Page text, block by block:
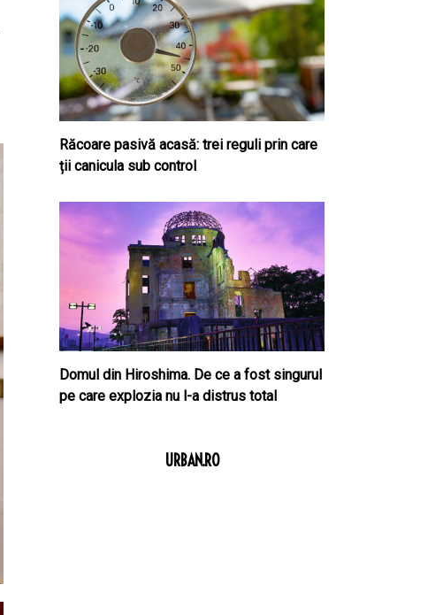
Răcoare pasivă acasă: trei reguli prin care
ții canicula sub control
Domul din Hiroshima. De ce a fost singurul
pe care explozia nu l-a distrus total
URBAN.RO